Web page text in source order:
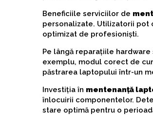
Beneficiile serviciilor de
personalizate. Utilizatorii pot
optimizat de profesioniști.
Pe lângă reparațiile
exemplu, modul corect de
păstrarea laptopului într-un
Investiția în mentenanță
înlocuirii componentelor.
stare optimă pentru o